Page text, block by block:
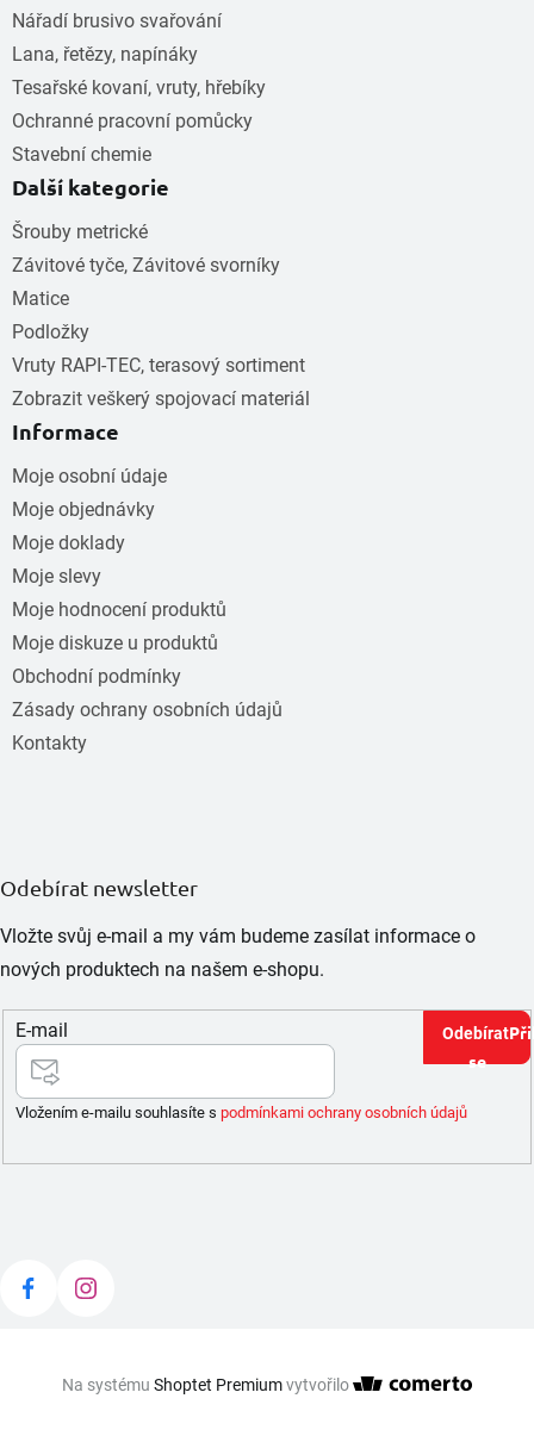
Nářadí brusivo svařování
Lana, řetězy, napínáky
Tesařské kovaní, vruty, hřebíky
Ochranné pracovní pomůcky
Stavební chemie
Další kategorie
Šrouby metrické
Závitové tyče, Závitové svorníky
Matice
Podložky
Vruty RAPI-TEC, terasový sortiment
Zobrazit veškerý spojovací materiál
Informace
Moje osobní údaje
Moje objednávky
Moje doklady
Moje slevy
Moje hodnocení produktů
Moje diskuze u produktů
Obchodní podmínky
Zásady ochrany osobních údajů
Kontakty
Odebírat newsletter
Vložte svůj e-mail a my vám budeme zasílat informace o
nových produktech na našem e-shopu.
E-mail
Vložením e-mailu souhlasíte s podmínkami ochrany osobních údajů
se
Na systému Shoptet Premiumvytvořilo